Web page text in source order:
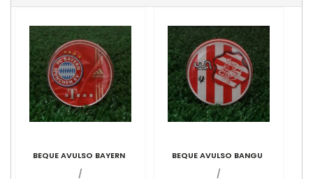
BEQUE AVULSO BAYERN
/
BEQUE AVULSO BANGU
/